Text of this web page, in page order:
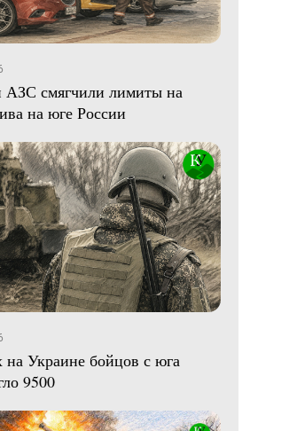
АЗС смягчили лимиты на
на юге России
Украине бойцов с юга
9500